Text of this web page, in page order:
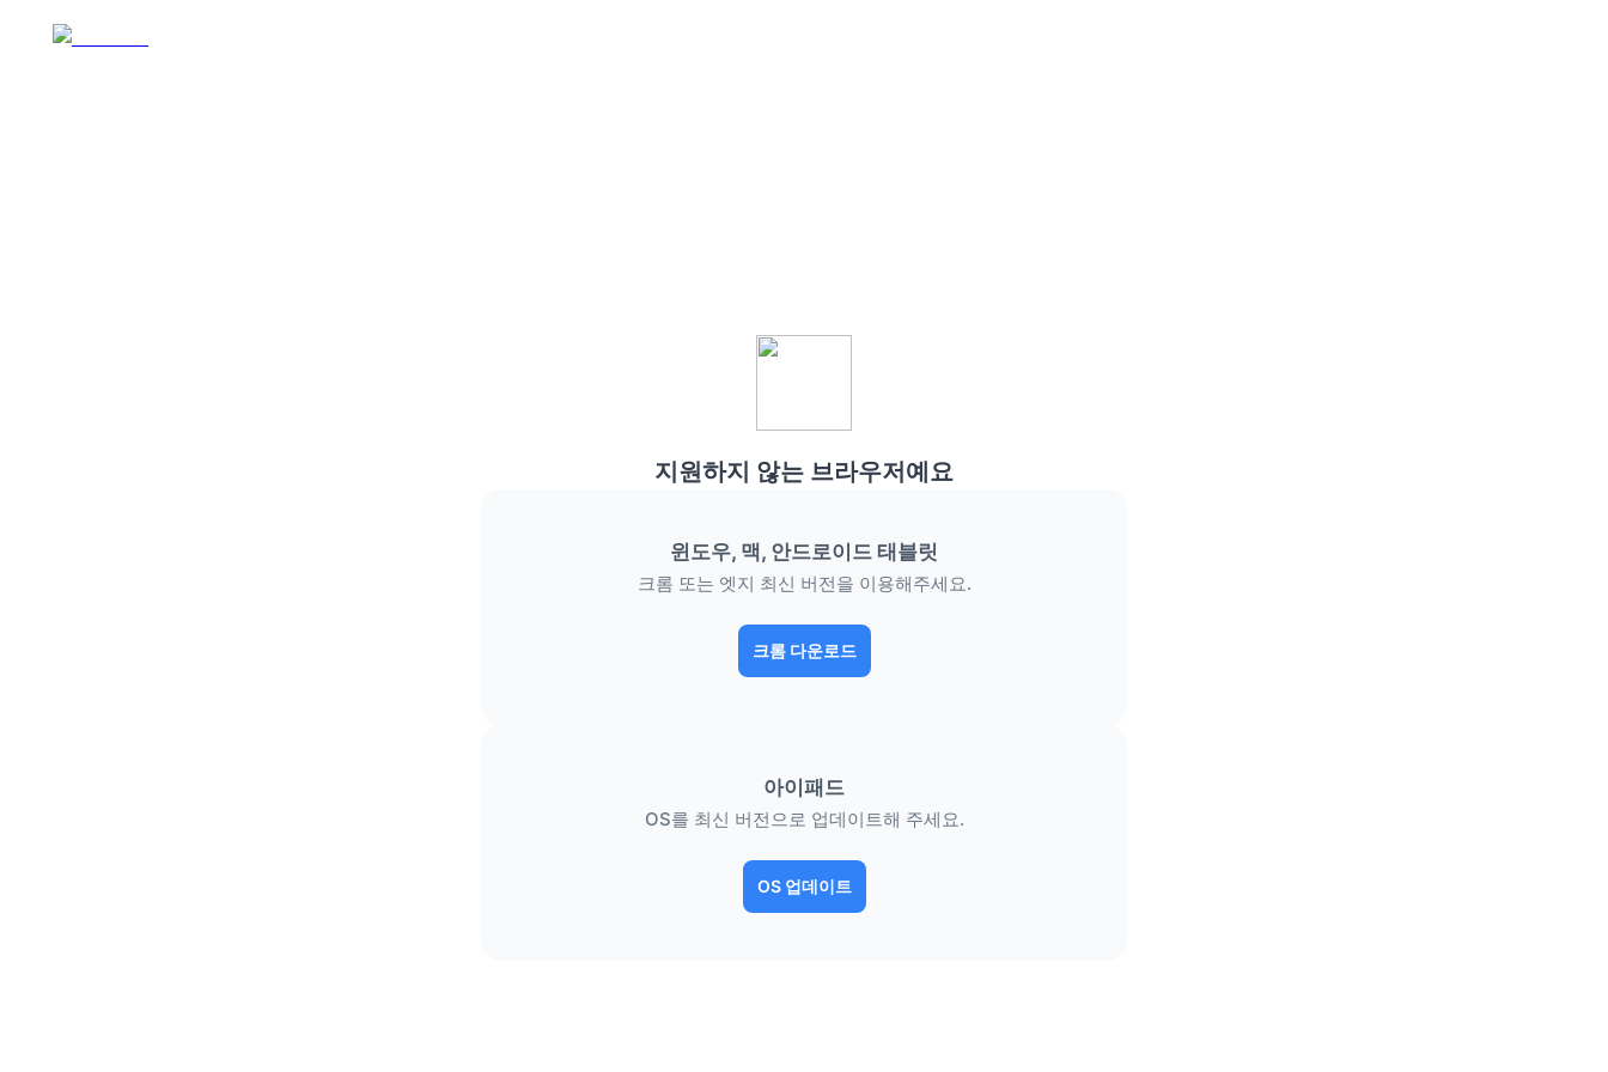
지원하지 않는 브라우저예요
윈도우, 맥, 안드로이드 태블릿
크롬 또는 엣지 최신 버전을 이용해주세요.
크롬 다운로드
아이패드
OS를 최신 버전으로 업데이트해 주세요.
OS 업데이트